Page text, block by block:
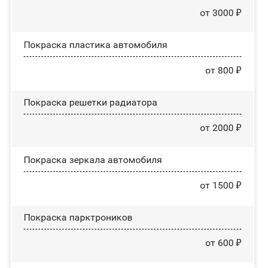
от 3000 ₽
Покраска пластика автомобиля
от 800 ₽
Покраска решетки радиатора
от 2000 ₽
Покраска зеркала автомобиля
от 1500 ₽
Покраска парктроников
от 600 ₽